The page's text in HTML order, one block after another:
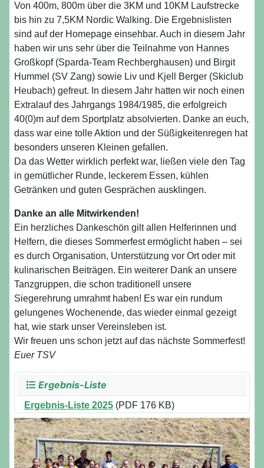
Von 400m, 800m über die 3KM und 10KM Laufstrecke
bis hin zu 7,5KM Nordic Walking. Die Ergebnislisten
sind auf der Homepage einsehbar. Auch in diesem Jahr
haben wir uns sehr über die Teilnahme von Hannes
Großkopf (Sparda-Team Rechberghausen) und Birgit
Hummel (SV Zang) sowie Liv und Kjell Berger (Skiclub
Heubach) gefreut. In diesem Jahr hatten wir noch einen
Extralauf des Jahrgangs 1984/1985, die erfolgreich
40(0)m auf dem Sportplatz absolvierten. Danke an euch,
dass war eine tolle Aktion und der Süßigkeitenregen hat
besonders unseren Kleinen gefallen.
Da das Wetter wirklich perfekt war, ließen viele den Tag
in gemütlicher Runde, leckerem Essen, kühlen
Getränken und guten Gesprächen ausklingen.
Danke an alle Mitwirkenden!
Ein herzliches Dankeschön gilt allen Helferinnen und
Helfern, die dieses Sommerfest ermöglicht haben – sei
es durch Organisation, Unterstützung vor Ort oder mit
kulinarischen Beiträgen. Ein weiterer Dank an unsere
Tanzgruppen, die schon traditionell unsere
Siegerehrung umrahmt haben! Es war ein rundum
gelungenes Wochenende, das wieder einmal gezeigt
hat, wie stark unser Vereinsleben ist.
Wir freuen uns schon jetzt auf das nächste Sommerfest!
Euer TSV
Ergebnis-Liste
Ergebnis-Liste 2025 (PDF 176 KB)